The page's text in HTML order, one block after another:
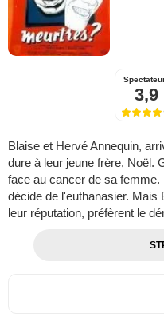
3,9
Blaise et Hervé Annequin,
dure à leur jeune frère, Noël.
face au cancer de sa
décide de l'euthanasier.
leur réputation, préfèrent le